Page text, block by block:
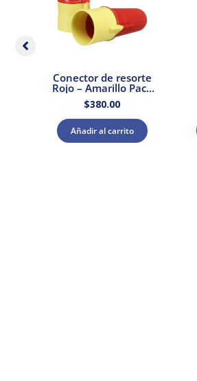
Conector de resorte
Rojo – Amarillo Pack
100 pzs. 3M
$380.00
Añadir al carrito